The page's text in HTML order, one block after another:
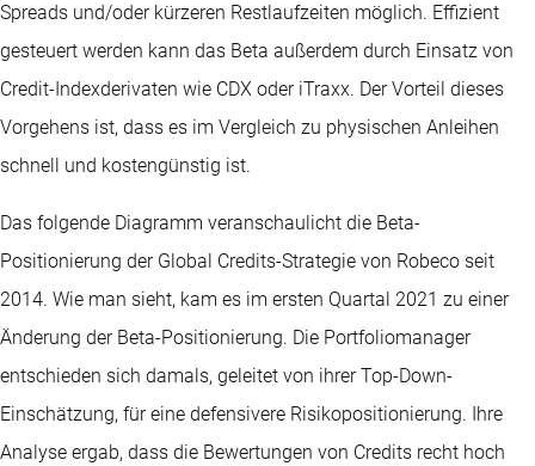
Spreads und/oder kürzeren Restlaufzeiten möglich. Effizient
gesteuert werden kann das Beta außerdem durch Einsatz von
Credit-Indexderivaten wie CDX oder iTraxx. Der Vorteil dieses
Vorgehens ist, dass es im Vergleich zu physischen Anleihen
schnell und kostengünstig ist.
Das folgende Diagramm veranschaulicht die Beta-
Positionierung der Global Credits-Strategie von Robeco seit
2014. Wie man sieht, kam es im ersten Quartal 2021 zu einer
Änderung der Beta-Positionierung. Die Portfoliomanager
entschieden sich damals, geleitet von ihrer Top-Down-
Einschätzung, für eine defensivere Risikopositionierung. Ihre
Analyse ergab, dass die Bewertungen von Credits recht hoch